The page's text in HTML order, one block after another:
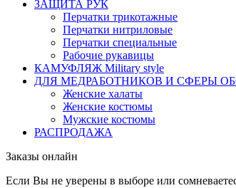
ЗАЩИТА РУК
Перчатки трикотажные
Перчатки нитриловые
Перчатки специальные
Рабочие рукавицы
КАМУФЛЯЖ Military style
ДЛЯ МЕДРАБОТНИКОВ И СФЕРЫ
Женские халаты
Женские костюмы
Мужские костюмы
РАСПРОДАЖА
Заказы онлайн
Если Вы не уверены в выборе или